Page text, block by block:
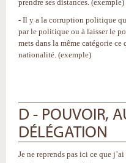
prendre ses distances. (exemple)
- Il y a la corruption politique
par le politique ou à laisser le
mets dans la même catégorie
nationalité. (exemple)
D - POUVOIR,
DÉLÉGATION
Je ne reprends pas ici ce que